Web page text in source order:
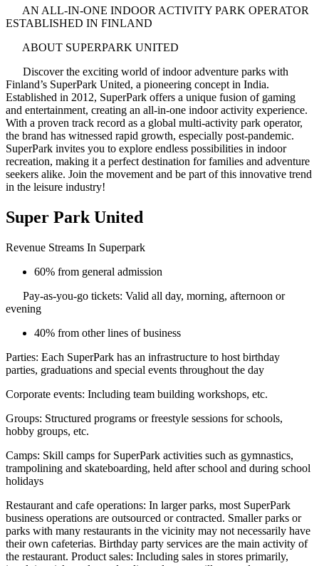
AN ALL-IN-ONE INDOOR ACTIVITY PARK OPERATOR
ESTABLISHED IN FINLAND
ABOUT SUPERPARK UNITED
Discover the exciting world of indoor adventure parks with
Finland’s SuperPark United, a pioneering concept in India.
Established in 2012, SuperPark offers a unique fusion of gaming
and entertainment, creating an all-in-one indoor activity experience.
With a proven track record as a global multi-activity park operator,
the brand has witnessed rapid growth, especially post-pandemic.
SuperPark invites you to explore endless possibilities in indoor
recreation, making it a perfect destination for families and adventure
seekers alike. Join the movement and be part of this innovative trend
in the leisure industry!
Super Park United
Revenue Streams In Superpark
60% from general admission
Pay-as-you-go tickets: Valid all day, morning, afternoon or
evening
40% from other lines of business
Parties: Each SuperPark has an infrastructure to host birthday
parties, graduations and special events throughout the day
Corporate events: Including team building workshops, etc.
Groups: Structured programs or freestyle sessions for schools,
hobby groups, etc.
Camps: Skill camps for SuperPark activities such as gymnastics,
trampolining and skateboarding, held after school and during school
holidays
Restaurant and cafe operations: In larger parks, most SuperPark
business operations are outsourced or contracted. Smaller parks or
parks with many restaurants in the vicinity may not necessarily have
their own cafeterias. Birthday party services are the main activity of
the restaurant. Product sales: Including sales in stores primarily,